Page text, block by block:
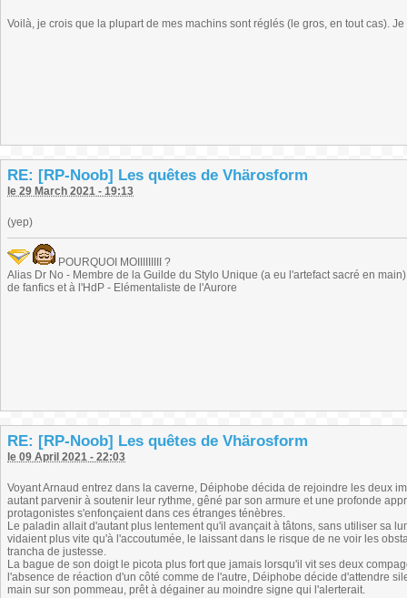
Voilà, je crois que la plupart de mes machins sont réglés (le gros, en tout cas).
RE: [RP-Noob] Les quêtes de Vhärosform
le 29 March 2021 - 19:13
(yep)
POURQUOI MOIIIIIIIII ?
Alias Dr No - Membre de la Guilde du Stylo Unique (a eu l'artefact sacré en
de fanfics et à l'HdP - Elémentaliste de l'Aurore
RE: [RP-Noob] Les quêtes de Vhärosform
le 09 April 2021 - 22:03
Voyant Arnaud entrez dans la caverne, Déiphobe décida de rejoindre les deux
autant parvenir à soutenir leur rythme, gêné par son armure et une profonde
protagonistes s'enfonçaient dans ces étranges ténèbres.
Le paladin allait d'autant plus lentement qu'il avançait à tâtons, sans utiliser sa
vidaient plus vite qu'à l'accoutumée, le laissant dans le risque de ne voir les
trancha de justesse.
La bague de son doigt le picota plus fort que jamais lorsqu'il vit ses deux
l'absence de réaction d'un côté comme de l'autre, Déiphobe décide d'attendre
main sur son pommeau, prêt à dégainer au moindre signe qui l'alerterait.